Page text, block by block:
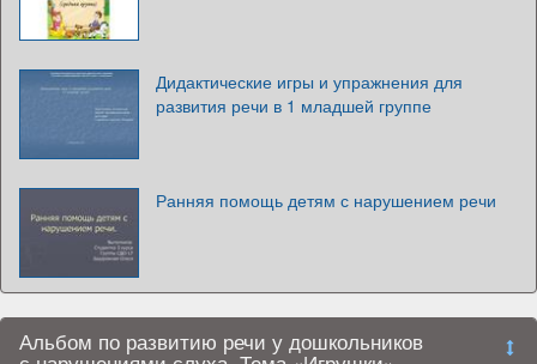
Дидактические игры и упражнения для
развития речи в 1 младшей группе
Ранняя помощь детям с нарушением речи
Альбом по развитию речи у дошкольников